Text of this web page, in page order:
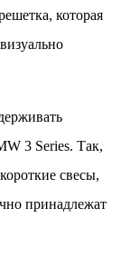
которая
3 Series. Так,
свесы,
принадлежат